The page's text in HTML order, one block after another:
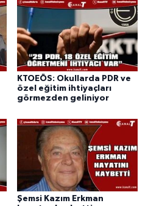
KTOEÖS: Okullarda PDR ve
özel eğitim ihtiyaçları
görmezden geliniyor
Şemsi Kazım Erkman